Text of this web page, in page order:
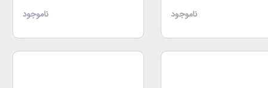
ناموجود
ناموجود